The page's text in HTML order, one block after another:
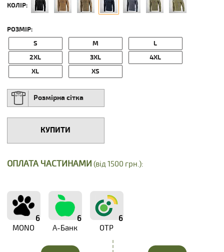
КОЛІР:
РОЗМІР:
S
M
L
2XL
3XL
4XL
XL
XS
Розмірна сітка
КУПИТИ
ОПЛАТА ЧАСТИНАМИ (від 1500 грн.):
6
MONO
6
А-Банк
6
OTP